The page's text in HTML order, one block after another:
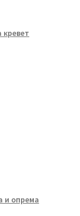
и опрема